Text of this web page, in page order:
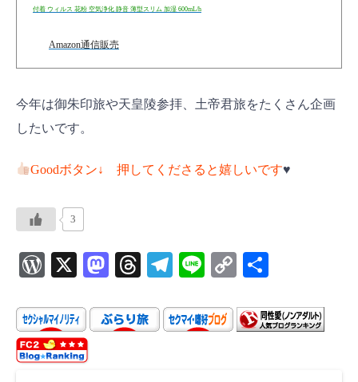
付着 ウィルス 花粉 空気浄化 静音 薄型スリム 加湿 600mL/h
Amazon通信販売
今年は御朱印旅や天皇陵参拝、土帝君旅をたくさん企画
したいです。
Goodボタン↓ 押してくださると嬉しいです♥️
3
W
d
P
re
X
M
to
d
T
ea
ds
Te
gr
a
Li
C
p
y